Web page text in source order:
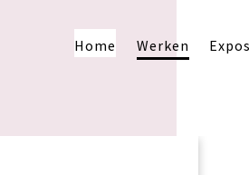
Home Werken